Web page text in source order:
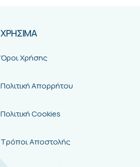
ΧΡΗΣΙΜΑ
Όροι Χρήσης
Πολιτική Απορρήτου
Πολιτική Cookies
Τρόποι Αποστολής